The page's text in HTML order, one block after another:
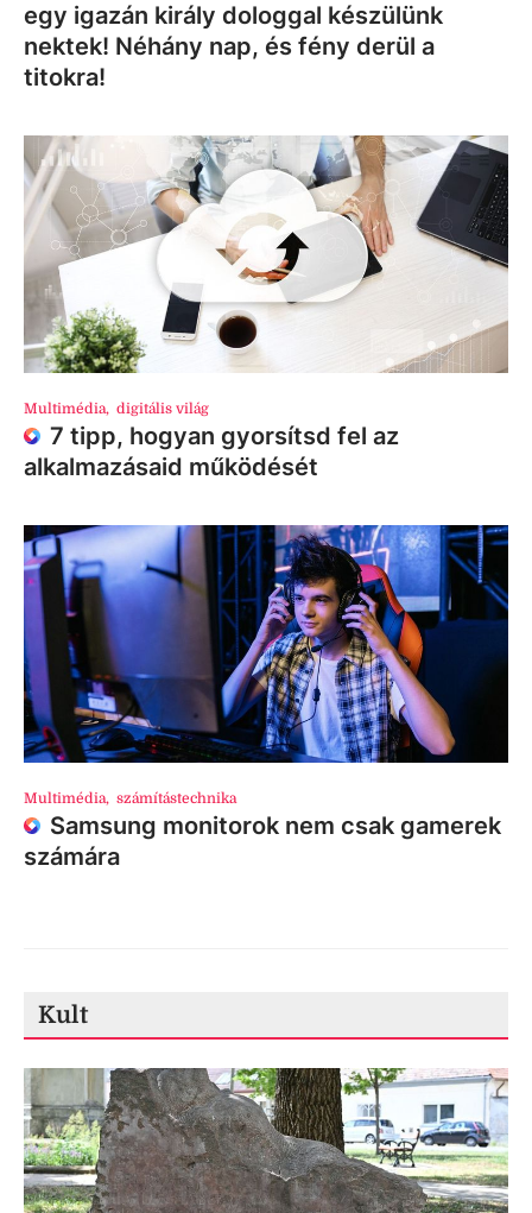
egy igazán király dologgal készülünk
nektek! Néhány nap, és fény derül a
titokra!
Multimédia, digitális világ
7 tipp, hogyan gyorsítsd fel az
alkalmazásaid működését
Multimédia, számítástechnika
Samsung monitorok nem csak gamerek
számára
Kult